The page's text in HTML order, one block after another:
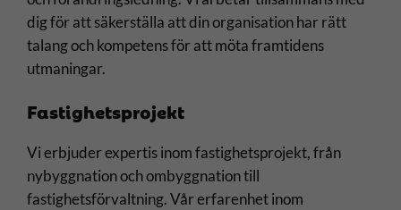
dig för att säkerställa att din organisation har rätt
talang och kompetens för att möta framtidens
utmaningar.
Fastighetsprojekt
Vi erbjuder expertis inom fastighetsprojekt, från
nybyggnation och ombyggnation till
fastighetsförvaltning. Vår erfarenhet inom